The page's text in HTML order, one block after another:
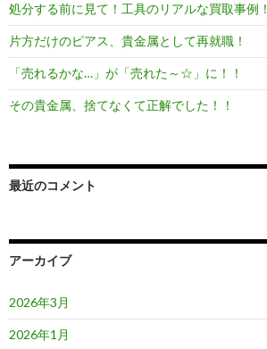
処分する前に見て！工具のリアルな買取事例！
片方だけのピアス、貴金属として再就職！
「売れるかな…」が「売れた～☆」に！！
その貴金属、捨てなくて正解でした！！
最近のコメント
アーカイブ
2026年3月
2026年1月